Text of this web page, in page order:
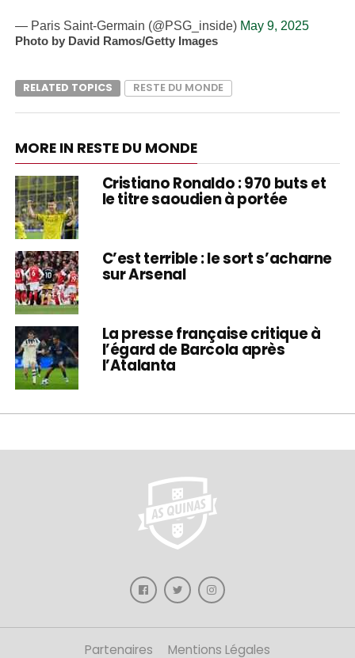
— Paris Saint-Germain (@PSG_inside) May 9, 2025
Photo by David Ramos/Getty Images
RELATED TOPICS RESTE DU MONDE
MORE IN RESTE DU MONDE
Cristiano Ronaldo : 970 buts et
le titre saoudien à portée
C’est terrible : le sort s’acharne
sur Arsenal
La presse française critique à
l’égard de Barcola après
l’Atalanta
Partenaires Mentions Légales